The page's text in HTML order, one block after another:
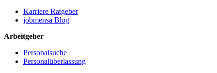
Karriere Ratgeber
jobmensa Blog
Arbeitgeber
Personalsuche
Personalüberlassung